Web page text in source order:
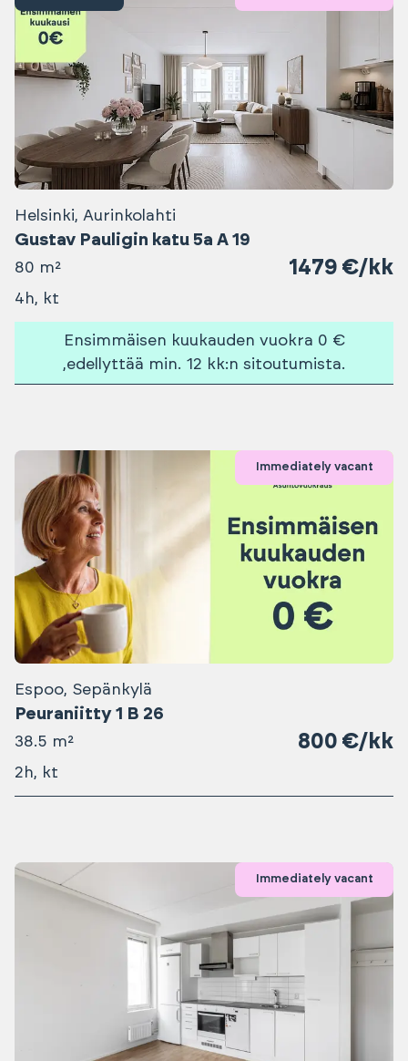
Helsinki, Aurinkolahti
Gustav Pauligin katu 5a A 19
80 m² 1479 €/kk
4h, kt
Ensimmäisen kuukauden vuokra 0 €
,edellyttää min. 12 kk:n sitoutumista.
Immediately vacant
Espoo, Sepänkylä
Peuraniitty 1 B 26
38.5 m² 800 €/kk
2h, kt
Immediately vacant